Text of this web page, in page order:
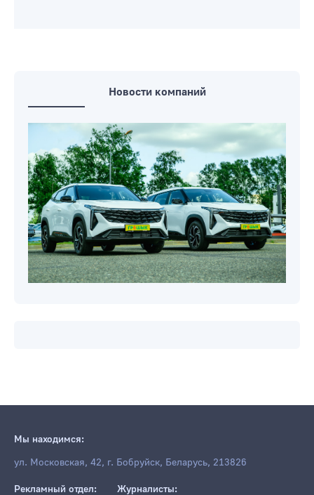
Новости компаний
Мы находимся:
ул. Московская, 42, г. Бобруйск, Беларусь, 213826
Рекламный отдел: Журналисты: